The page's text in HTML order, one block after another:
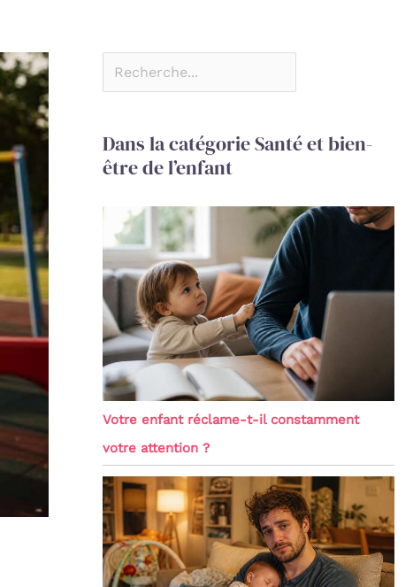
Dans la catégorie Santé et bien-
être de l’enfant
Votre enfant réclame-t-il constamment
votre attention ?